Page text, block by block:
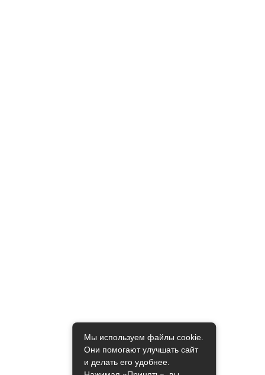
Мы используем файлы cookie.
Они помогают улучшать сайт
и делать его удобнее.